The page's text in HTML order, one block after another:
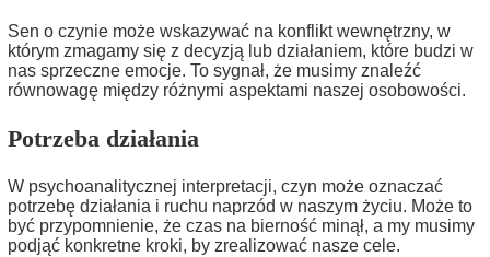
Sen o czynie może wskazywać na konflikt wewnętrzny, w
którym zmagamy się z decyzją lub działaniem, które budzi w
nas sprzeczne emocje. To sygnał, że musimy znaleźć
równowagę między różnymi aspektami naszej osobowości.
Potrzeba działania
W psychoanalitycznej interpretacji, czyn może oznaczać
potrzebę działania i ruchu naprzód w naszym życiu. Może to
być przypomnienie, że czas na bierność minął, a my musimy
podjąć konkretne kroki, by zrealizować nasze cele.